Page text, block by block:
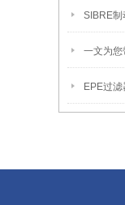
SIBRE
EPE过